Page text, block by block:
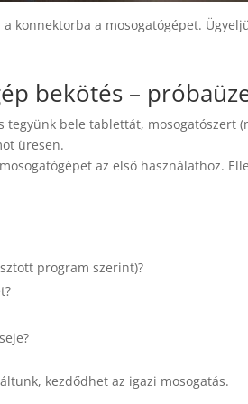
konnektorba a mosogatógépet.
bekötés –
tegyünk bele tablettát, mosogatószert
üresen.
az első használathoz.
program szerint)?
kezdődhet az igazi mosogatás.